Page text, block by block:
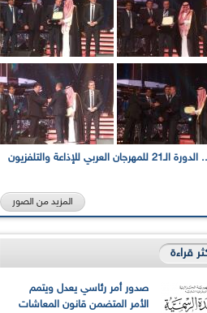
بالصور... الدورة الـ21 للمهرجان العربي للإذاعة والتلفزيون
المزيد من الصور
قراءة
صدور أمر رئاسي يعدل ويتمم
الأمر المتضمن قانون المعاشات